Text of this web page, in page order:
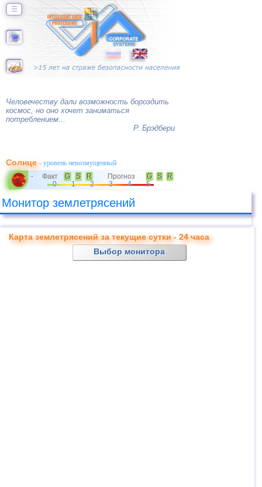
☰
Человечеству дали возможность бороздить
космос, но оно хочет заниматься
потреблением...
Р. Брэдбери
Солнце- уровень невозмущенный
- Факт G S R Прогноз G S
R
0
1 2 3 4 5
Монитор землетрясений
Карта землетрясений за текущие сутки - 24 часа
Выбор монитора